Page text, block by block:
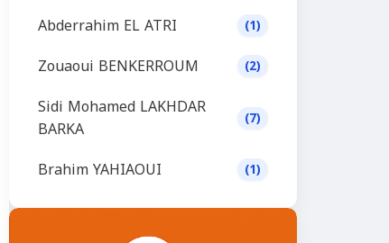
Abderrahim EL ATRI (1)
Zouaoui BENKERROUM (2)
Sidi Mohamed LAKHDAR
BARKA
(7)
Brahim YAHIAOUI (1)